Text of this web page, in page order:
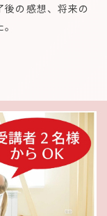
の感想、将来の